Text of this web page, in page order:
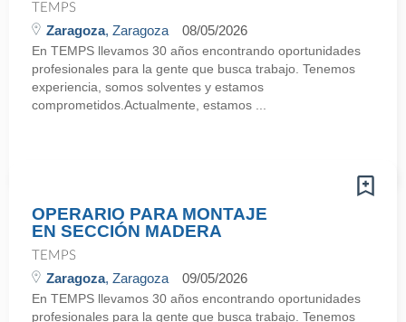
TEMPS
Zaragoza, Zaragoza 08/05/2026
En TEMPS llevamos 30 años encontrando oportunidades
profesionales para la gente que busca trabajo. Tenemos
experiencia, somos solventes y estamos
comprometidos.Actualmente, estamos ...
OPERARIO PARA MONTAJE
EN SECCIÓN MADERA
TEMPS
Zaragoza, Zaragoza 09/05/2026
En TEMPS llevamos 30 años encontrando oportunidades
profesionales para la gente que busca trabajo. Tenemos